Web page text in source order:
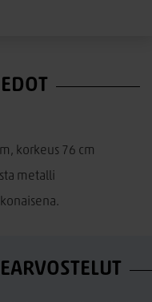
korkeus 76 cm
metalli